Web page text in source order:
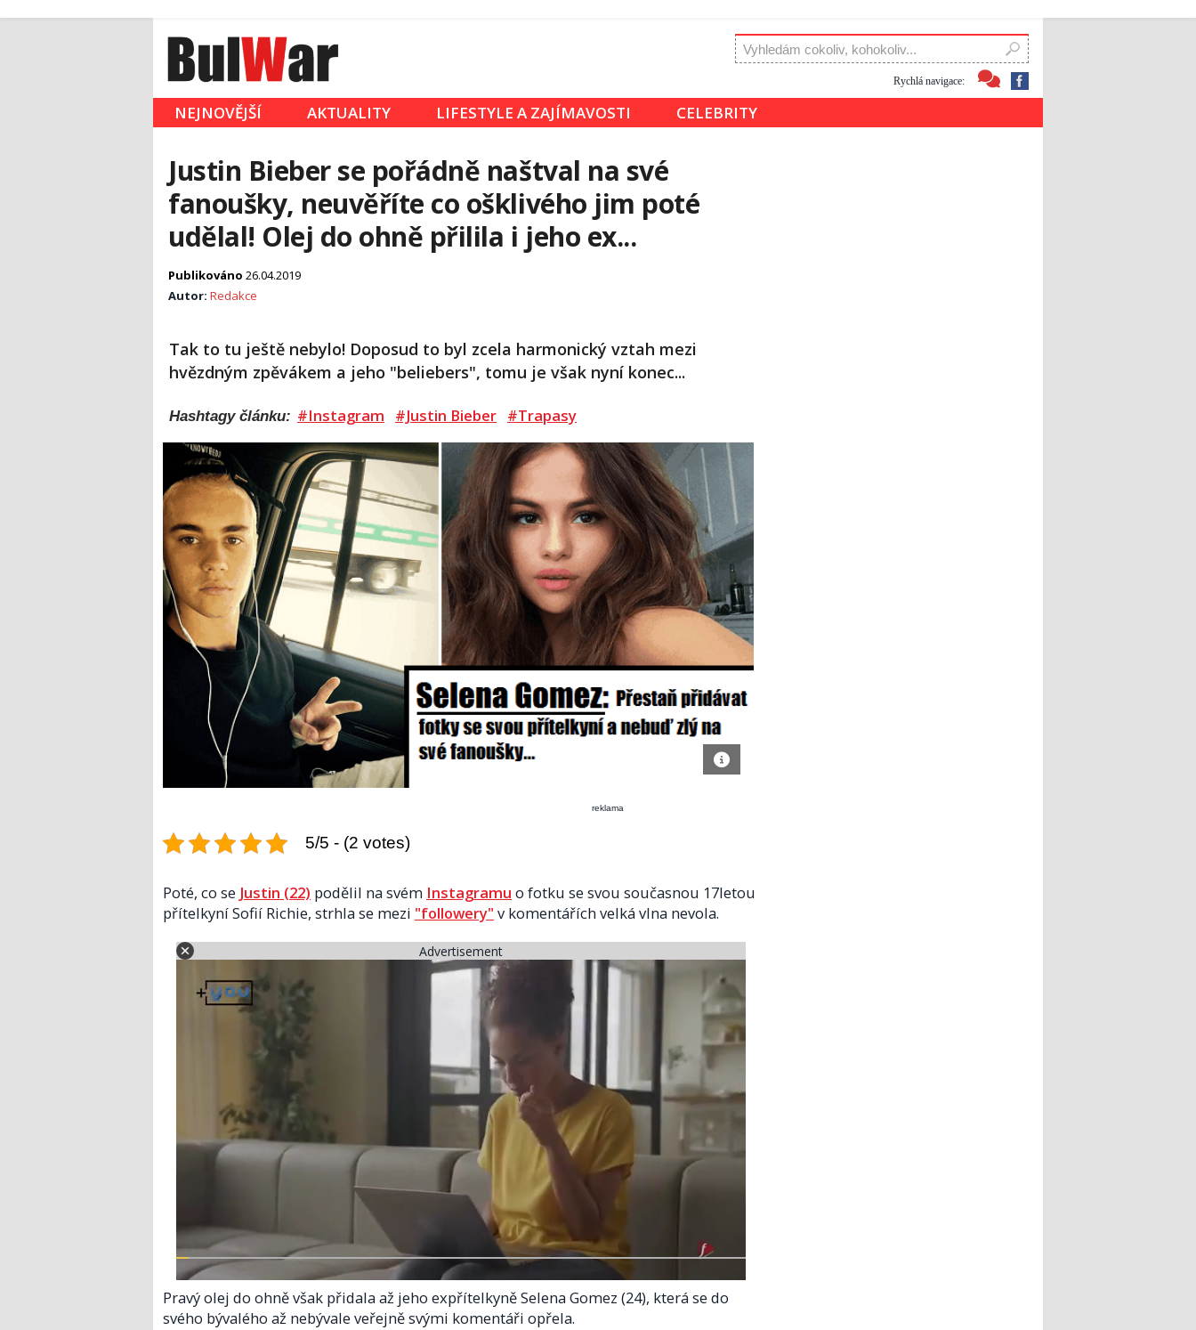
Rychlá navigace:
NEJNOVĚJŠÍ AKTUALITY LIFESTYLE A ZAJÍMAVOSTI CELEBRITY
Justin Bieber se pořádně naštval na své
fanoušky, neuvěříte co ošklivého jim poté
udělal! Olej do ohně přilila i jeho ex...
Publikováno 26.04.2019
Autor: Redakce
Tak to tu ještě nebylo! Doposud to byl zcela harmonický vztah mezi
hvězdným zpěvákem a jeho "beliebers", tomu je však nyní konec...
Hashtagy článku: #Instagram #Justin Bieber #Trapasy
reklama
5/5 - (2 votes)
Poté, co se Justin (22) podělil na svém Instagramu o fotku se svou současnou 17letou
přítelkyní Sofií Richie, strhla se mezi "followery" v komentářích velká vlna nevola.
Advertisement
Pravý olej do ohně však přidala až jeho expřítelkyně Selena Gomez (24), která se do
svého bývalého až nebývale veřejně svými komentáři opřela.